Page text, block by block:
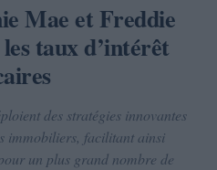
Mae et Freddie
taux d’intérêt
des stratégies innovantes
immobiliers, facilitant ainsi
un plus grand nombre de